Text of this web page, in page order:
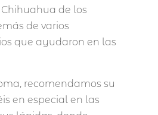
de los
de varios
que ayudaron en las
recomendamos su
en especial en las